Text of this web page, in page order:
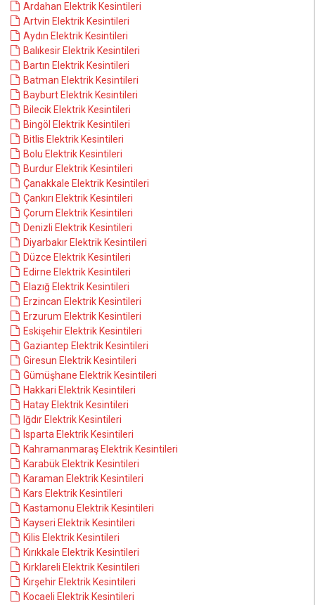
Ardahan Elektrik Kesintileri
Artvin Elektrik Kesintileri
Aydın Elektrik Kesintileri
Balıkesir Elektrik Kesintileri
Bartın Elektrik Kesintileri
Batman Elektrik Kesintileri
Bayburt Elektrik Kesintileri
Bilecik Elektrik Kesintileri
Bingöl Elektrik Kesintileri
Bitlis Elektrik Kesintileri
Bolu Elektrik Kesintileri
Burdur Elektrik Kesintileri
Çanakkale Elektrik Kesintileri
Çankırı Elektrik Kesintileri
Çorum Elektrik Kesintileri
Denizli Elektrik Kesintileri
Diyarbakır Elektrik Kesintileri
Düzce Elektrik Kesintileri
Edirne Elektrik Kesintileri
Elazığ Elektrik Kesintileri
Erzincan Elektrik Kesintileri
Erzurum Elektrik Kesintileri
Eskişehir Elektrik Kesintileri
Gaziantep Elektrik Kesintileri
Giresun Elektrik Kesintileri
Gümüşhane Elektrik Kesintileri
Hakkari Elektrik Kesintileri
Hatay Elektrik Kesintileri
Iğdır Elektrik Kesintileri
Isparta Elektrik Kesintileri
Kahramanmaraş Elektrik Kesintileri
Karabük Elektrik Kesintileri
Karaman Elektrik Kesintileri
Kars Elektrik Kesintileri
Kastamonu Elektrik Kesintileri
Kayseri Elektrik Kesintileri
Kilis Elektrik Kesintileri
Kırıkkale Elektrik Kesintileri
Kırklareli Elektrik Kesintileri
Kırşehir Elektrik Kesintileri
Kocaeli Elektrik Kesintileri